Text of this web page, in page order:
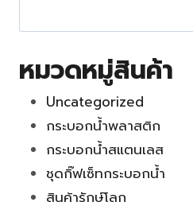
หมวดหมู่สินค้า
Uncategorized
กระบอกน้ำพลาสติก
กระบอกน้ำสแตนเลส
ชุดกิ๊ฟเซ็ทกระบอกน้ำ
สินค้ารักษ์โลก